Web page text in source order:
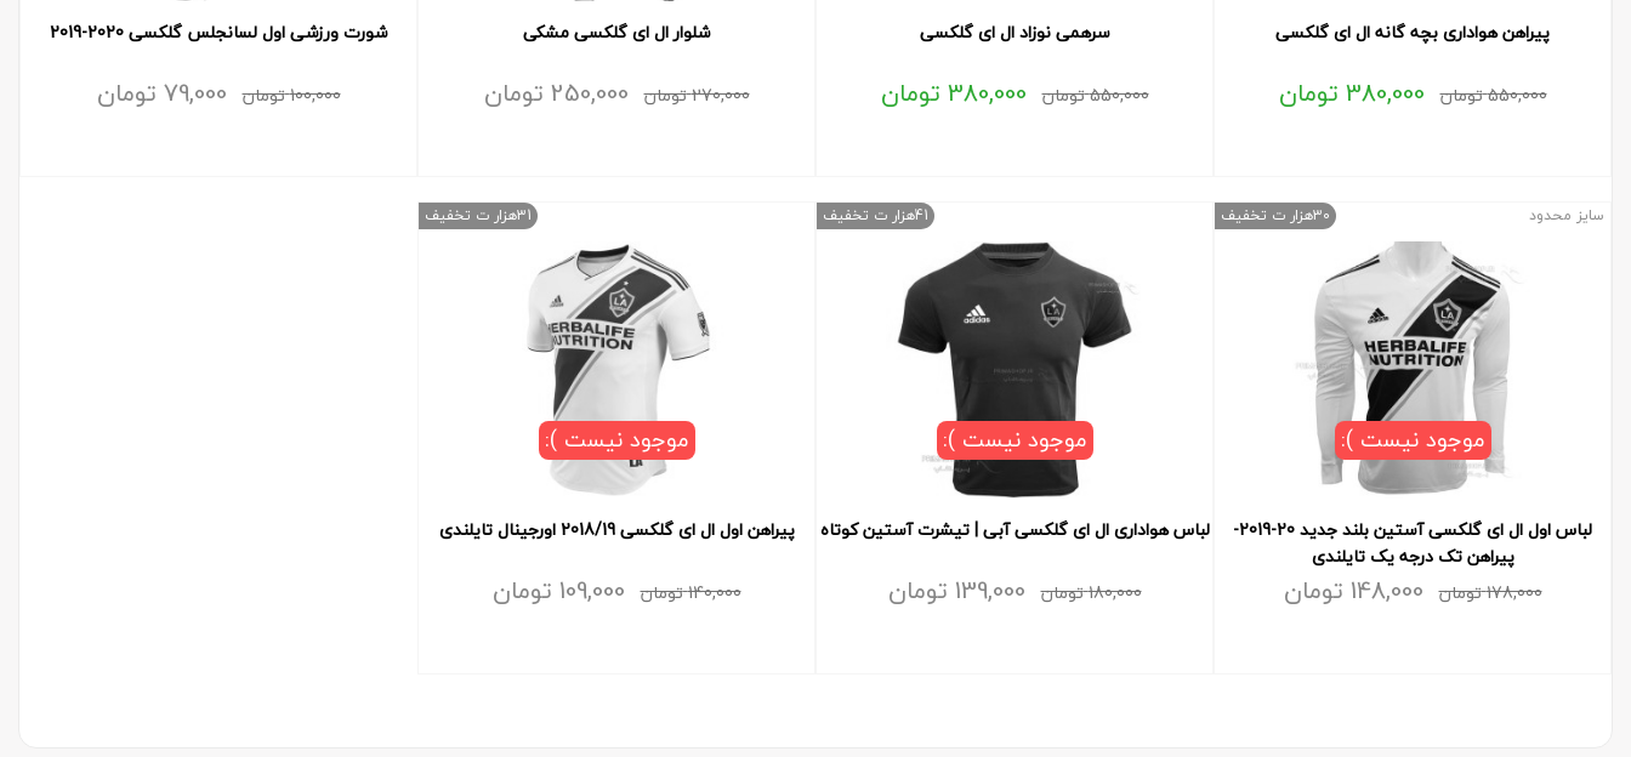
پیراهن هواداری بچه گانه ال ای گلکسی
550,000تومان تومان
سرهمی نوزاد ال ای گلکسی
550,000تومان تومان
شلوار ال ای گلکسی مشکی
270,000تومان تومان
شورت ورزشی اول لسانجلس گلکسی 2020-2019
100,000تومان تومان
لباس اول ال ای گلکسی آستین بلند جدید 20-2019-
پیراهن تک درجه یک تایلندی
سایز محدود
178,000تومان تومان
30هزار ت تخفیف
موجود نیست ):
لباس هواداری ال ای گلکسی آبی | تیشرت آستین کوتاه
180,000تومان تومان
41هزار ت تخفیف
موجود نیست ):
پیراهن اول ال ای گلکسی 2018/19 اورجینال تایلندی
140,000تومان تومان
31هزار ت تخفیف
موجود نیست ):